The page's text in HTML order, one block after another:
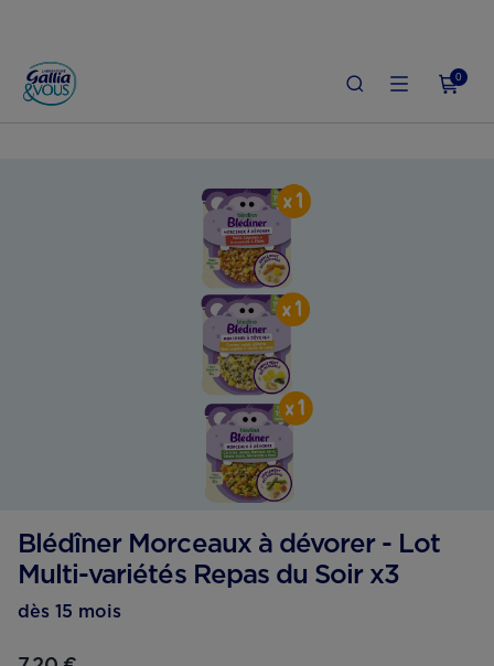
0
ACCUEIL
Blédîner Morceaux à dévorer - Lot
Multi-variétés Repas du Soir x3
dès 15 mois